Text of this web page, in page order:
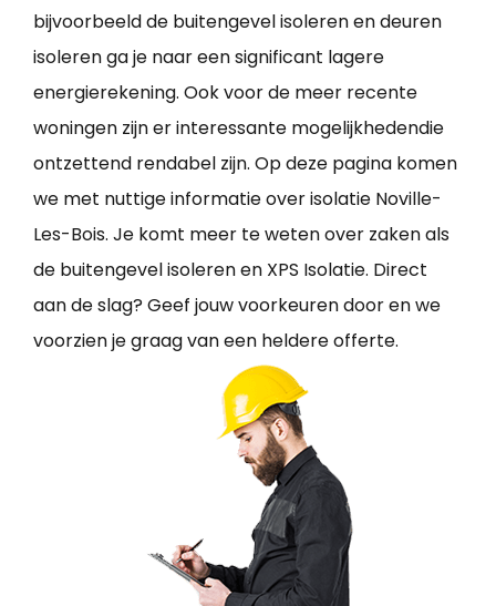
bijvoorbeeld de buitengevel isoleren en deuren
isoleren ga je naar een significant lagere
energierekening. Ook voor de meer recente
woningen zijn er interessante mogelijkhedendie
ontzettend rendabel zijn. Op deze pagina komen
we met nuttige informatie over isolatie Noville-
Les-Bois. Je komt meer te weten over zaken als
de buitengevel isoleren en XPS Isolatie. Direct
aan de slag? Geef jouw voorkeuren door en we
voorzien je graag van een heldere offerte.